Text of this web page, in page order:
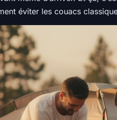
éviter les couacs